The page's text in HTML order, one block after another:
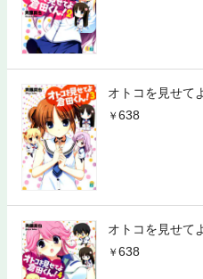
オトコを見せて
638
オトコを見せて
638